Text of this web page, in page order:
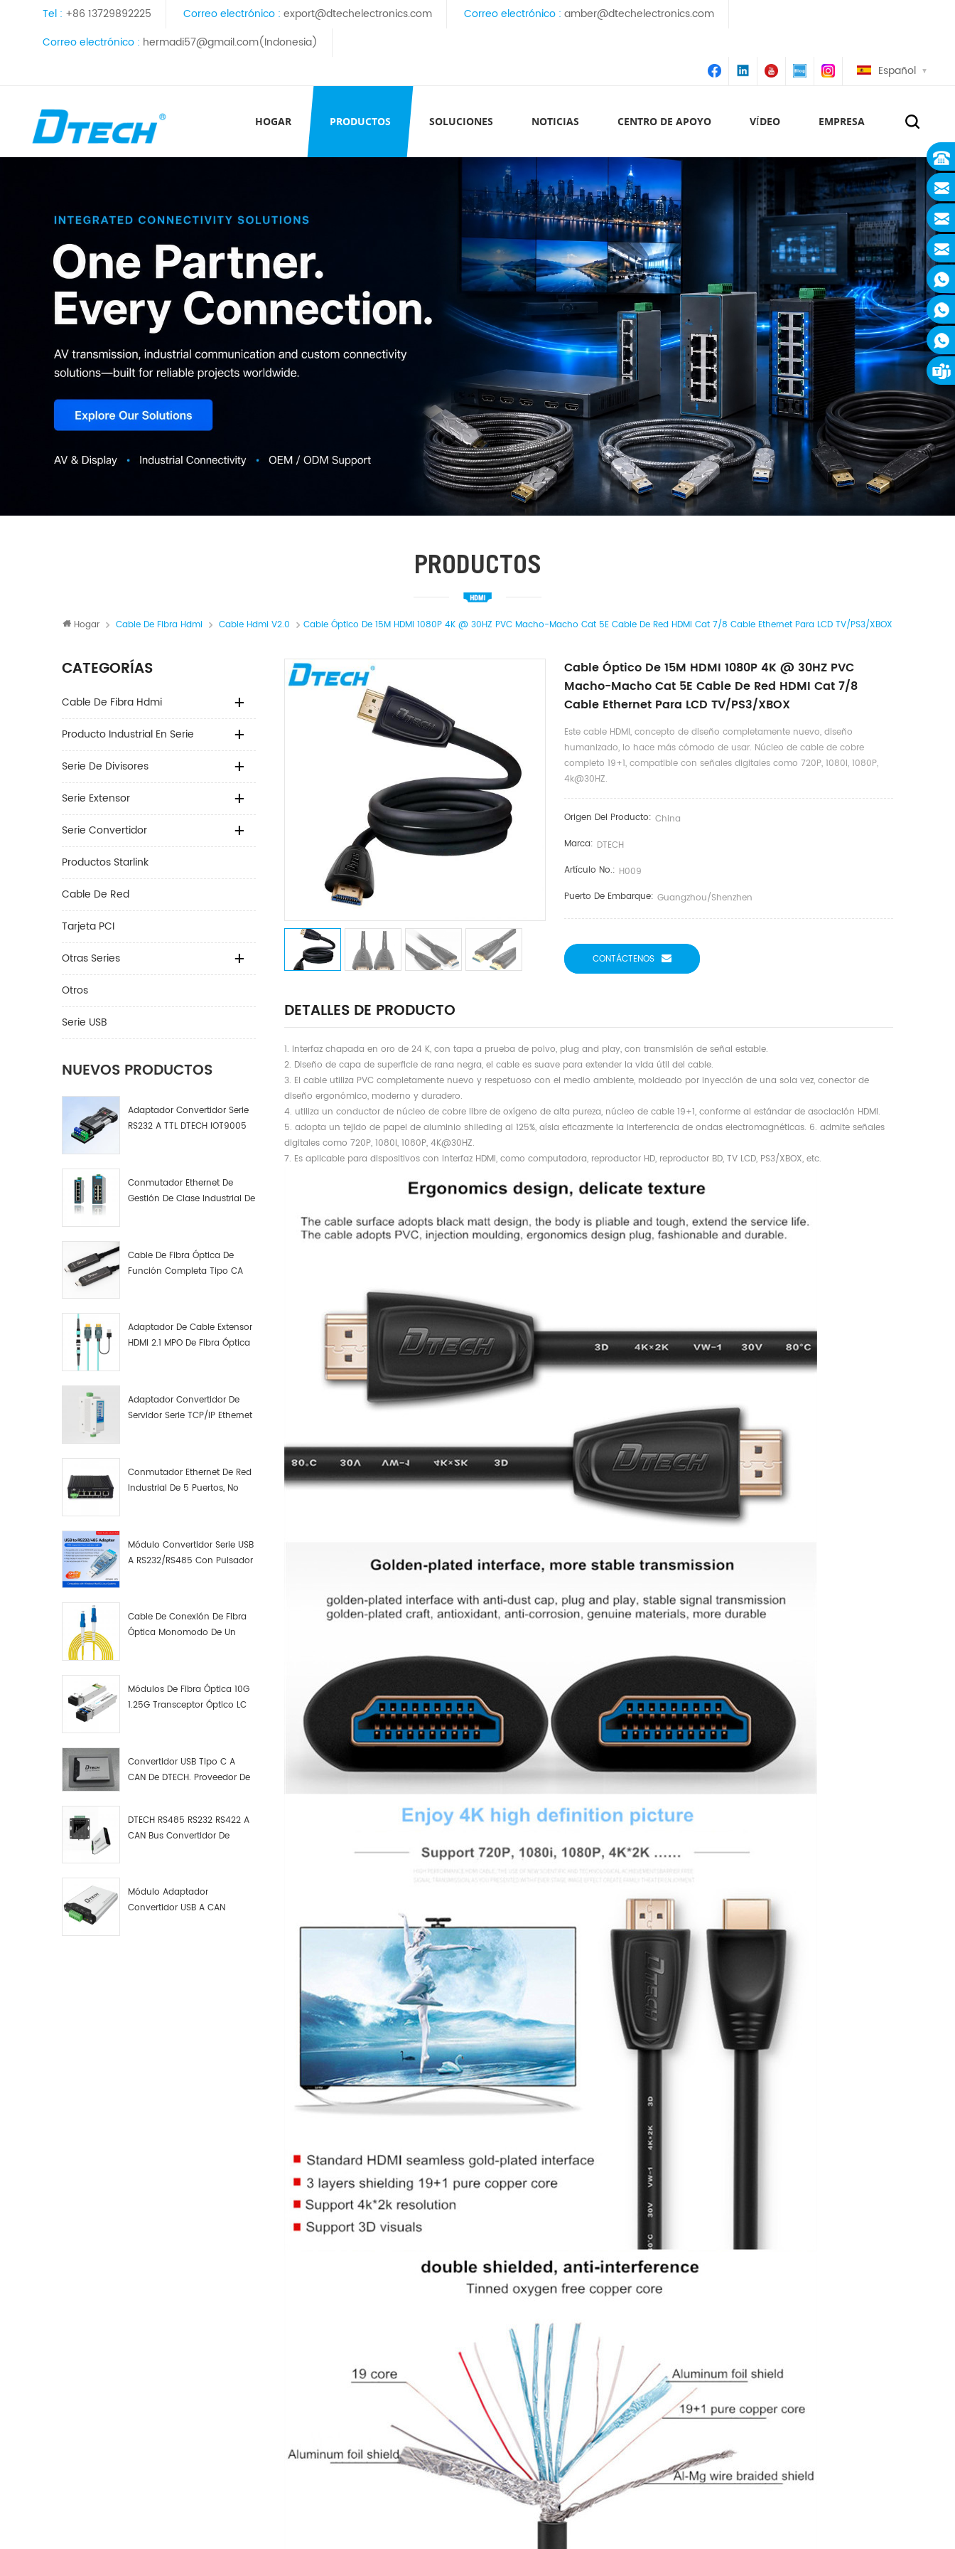
Tel : +86 13729892225 Correo electrónico : export@dtechelectronics.com Correo electrónico : amber@dtechelectronics.com
Correo electrónico : hermadi57@gmail.com(Indonesia)
Español
HOGAR PRODUCTOS SOLUCIONES NOTICIAS CENTRO DE APOYO VÍDEO EMPRESA
PRODUCTOS
Hogar Cable De Fibra Hdmi Cable Hdmi V2.0 Cable Óptico De 15M HDMI 1080P 4K @ 30HZ PVC Macho-Macho Cat 5E Cable De Red HDMI Cat 7/8 Cable Ethernet Para LCD TV/PS3/XBOX
CATEGORÍAS
Cable De Fibra Hdmi
Producto Industrial En Serie
Serie De Divisores
Serie Extensor
Serie Convertidor
Productos Starlink
Cable De Red
Tarjeta PCI
Otras Series
Otros
Serie USB
NUEVOS PRODUCTOS
Adaptador Convertidor Serie
RS232 A TTL DTECH IOT9005
Conmutador Ethernet De
Gestión De Clase Industrial De
Cable De Fibra Óptica De
Función Completa Tipo CA
Adaptador De Cable Extensor
HDMI 2.1 MPO De Fibra Óptica
Adaptador Convertidor De
Servidor Serie TCP/IP Ethernet
Conmutador Ethernet De Red
Industrial De 5 Puertos, No
Módulo Convertidor Serie USB
A RS232/RS485 Con Pulsador
Cable De Conexión De Fibra
Óptica Monomodo De Un
Módulos De Fibra Óptica 10G
1.25G Transceptor Óptico LC
Convertidor USB Tipo C A
CAN De DTECH. Proveedor De
DTECH RS485 RS232 RS422 A
CAN Bus Convertidor De
Módulo Adaptador
Convertidor USB A CAN
Cable Óptico De 15M HDMI 1080P 4K @ 30HZ PVC
Macho-Macho Cat 5E Cable De Red HDMI Cat 7/8
Cable Ethernet Para LCD TV/PS3/XBOX
Este cable HDMI, concepto de diseño completamente nuevo, diseño
humanizado, lo hace más cómodo de usar. Núcleo de cable de cobre
completo 19+1, compatible con señales digitales como 720P, 1080I, 1080P,
4k@30HZ.
Origen Del Producto: China
Marca: DTECH
Artículo No.: H009
Puerto De Embarque: Guangzhou/shenzhen
CONTÁCTENOS
DETALLES DE PRODUCTO
1. Interfaz chapada en oro de 24 K, con tapa a prueba de polvo, plug and play, con transmisión de señal estable.
2. Diseño de capa de superficie de rana negra, el cable es suave para extender la vida útil del cable.
3. El cable utiliza PVC completamente nuevo y respetuoso con el medio ambiente, moldeado por inyección de una sola vez, conector de
diseño ergonómico, moderno y duradero.
4. utiliza un conductor de núcleo de cobre libre de oxígeno de alta pureza, núcleo de cable 19+1, conforme al estándar de asociación HDMI.
5. adopta un tejido de papel de aluminio shileding al 125%, aísla eficazmente la interferencia de ondas electromagnéticas. 6. admite señales
digitales como 720P, 1080I, 1080P, 4K@30HZ.
7. Es aplicable para dispositivos con interfaz HDMI, como computadora, reproductor HD, reproductor BD, TV LCD, PS3/XBOX, etc.